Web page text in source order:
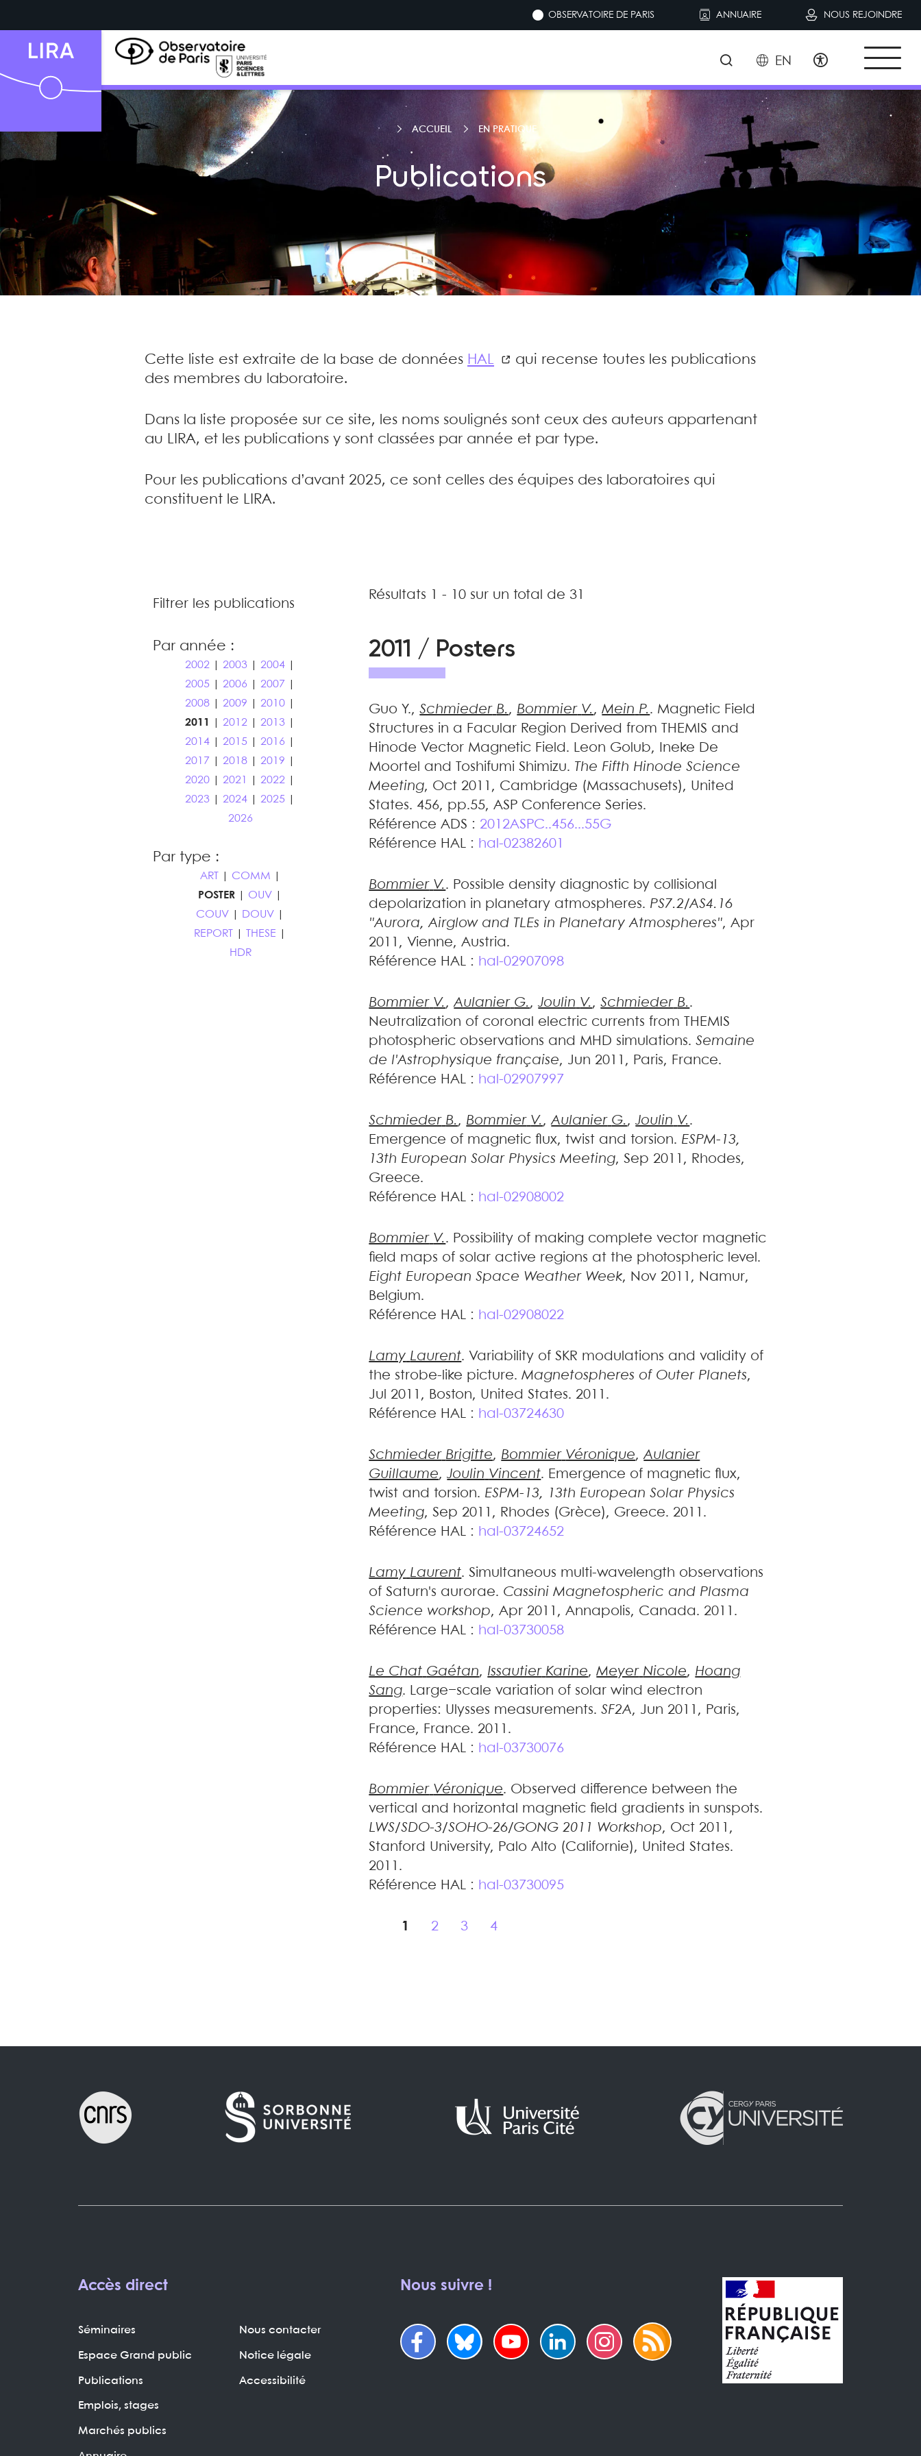
OBSERVATOIRE DE PARIS ANNUAIRE NOUS REJOINDRE
EN
ACCUEIL EN PRATIQUE
Publications
Cette liste est extraite de la base de données HAL
qui recense toutes les publications
des membres du laboratoire.
Dans la liste proposée sur ce site, les noms soulignés sont ceux des auteurs appartenant
au LIRA, et les publications y sont classées par année et par type.
Pour les publications d’avant 2025, ce sont celles des équipes des laboratoires qui
constituent le LIRA.
Filtrer les publications
Par année :
2002 |2003 |2004
2005 |2006 |2007
2008 |2009 |2010
2011
|2012 |2013
2014 |2015 |2016
2017 |2018 |2019
2020 |2021 |2022
2023 |2024 |2025
2026
Par type :
ART COMM
POSTER
OUV
COUV
DOUV
REPORT
THESE
HDR
Résultats 1 - 10 sur un total de 31
2011 / Posters
Guo Y.,Schmieder B., Bommier V.,Mein P.. Magnetic Field
Structures in a Facular Region Derived from THEMIS and
Hinode Vector Magnetic Field . Leon Golub, Ineke De
Moortel and Toshifumi Shimizu. The Fifth Hinode Science
Meeting, Oct 2011, Cambridge (Massachusets), United
States. 456, pp.55, ASP Conference Series.
Référence ADS : 2012ASPC..456...55G
Référence HAL : hal-02382601
Bommier V.. Possible density diagnostic by collisional
depolarization in planetary atmospheres. PS7.2/AS4.16
"Aurora, Airglow and TLEs in Planetary Atmospheres", Apr
2011, Vienne, Austria.
Référence HAL : hal-02907098
Bommier V.,Aulanier G.,Joulin V.,Schmieder B..
Neutralization of coronal electric currents from THEMIS
photospheric observations and MHD simulations.Semaine
de l'Astrophysique française, Jun 2011, Paris, France.
Référence HAL : hal-02907997
Schmieder B., Bommier V.,Aulanier G.,Joulin V..
Emergence of magnetic flux, twist and torsion. ESPM-13,
13th European Solar Physics Meeting, Sep 2011, Rhodes,
Greece.
Référence HAL : hal-02908002
Bommier V.. Possibility of making complete vector magnetic
field maps of solar active regions at the photospheric level .
Eight European Space Weather Week, Nov 2011, Namur,
Belgium.
Référence HAL : hal-02908022
Lamy Laurent. Variability of SKR modulations and validity of
the strobe-like picture.Magnetospheres of Outer Planets,
Jul 2011, Boston, United States. 2011 .
Référence HAL : hal-03724630
Schmieder Brigitte, Bommier Véronique,Aulanier
Guillaume,Joulin Vincent. Emergence of magnetic flux,
twist and torsion. ESPM-13, 13th European Solar Physics
Meeting, Sep 2011, Rhodes (Grèce), Greece. 2011 .
Référence HAL : hal-03724652
Lamy Laurent.Simultaneous multi-wavelength observations
of Saturn's aurorae. Cassini Magnetospheric and Plasma
Science workshop, Apr 2011, Annapolis, Canada. 2011 .
Référence HAL : hal-03730058
Le Chat Gaétan, Issautier Karine,Meyer Nicole, Hoang
Sang. Large−scale variation of solar wind electron
properties: Ulysses measurements.SF2A, Jun 2011, Paris,
France, France. 2011 .
Référence HAL : hal-03730076
Bommier Véronique. Observed difference between the
vertical and horizontal magnetic field gradients in sunspots.
LWS/SDO-3/SOHO-26/GONG 2011 Workshop, Oct 2011,
Stanford University, Palo Alto (Californie), United States.
2011 .
Référence HAL : hal-03730095
1 2 3 4
Accès direct
Séminaires
Espace Grand public
Publications
Emplois, stages
Marchés publics
Nous contacter
Notice légale
Accessibilité
Nous suivre !